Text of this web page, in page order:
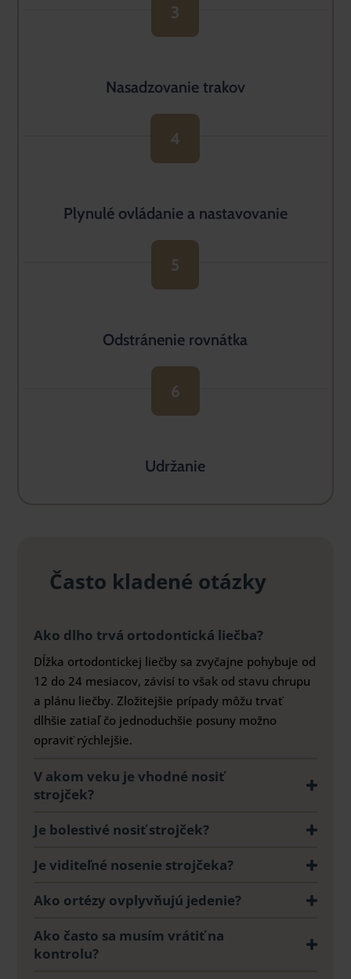
3
Nasadzovanie trakov
4
Plynulé ovládanie a nastavovanie
5
Odstránenie rovnátka
6
Udržanie
Často kladené otázky
Ako dlho trvá ortodontická liečba?
Dĺžka ortodontickej liečby sa zvyčajne pohybuje od
12 do 24 mesiacov, závisí to však od stavu chrupu
a plánu liečby. Zložitejšie prípady môžu trvať
dlhšie zatiaľ čo jednoduchšie posuny možno
opraviť rýchlejšie.
V akom veku je vhodné nosiť
strojček?
Je bolestivé nosiť strojček?
Je viditeľné nosenie strojčeka?
Ako ortézy ovplyvňujú jedenie?
Ako často sa musím vrátiť na
kontrolu?